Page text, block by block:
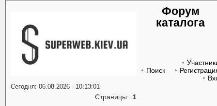
Форум
каталога
Поиск
Сегодня: 06.08.2026 - 10:13:01
Страницы: 1